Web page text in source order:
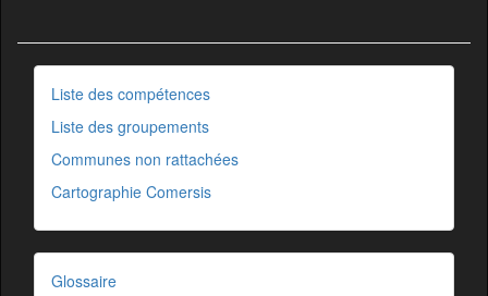
Liste des compétences
Liste des groupements
Communes non rattachées
Cartographie Comersis
Glossaire